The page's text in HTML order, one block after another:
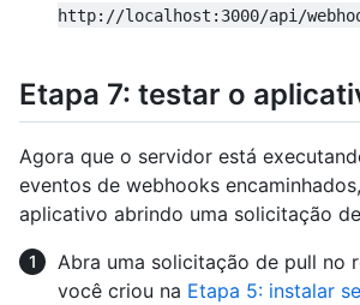
http://localhost:3000/api/
Etapa 7: testar o
Agora que o servidor está
eventos de webhooks
aplicativo abrindo uma solicitação
Abra uma solicitação de pull no
você criou na Etapa 5: instalar